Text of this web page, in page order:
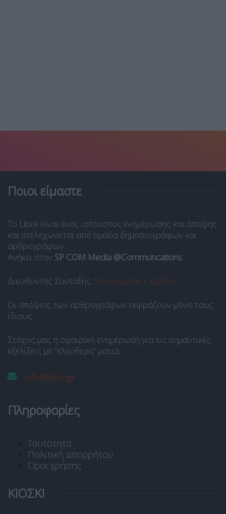
Ποιοι είμαστε
Το Libre είναι ένας ιστότοπος ενημέρωσης και άποψης
και στελεχώνεται από ομάδα δημοσιογράφων και
αρθρογράφων.
Ανήκει στην SP COM Media @Communcations.
Διευθυντής Σύνταξης: Παναγιώτης Ι. Δρίβας.
Οι απόψεις των αρθρογράφων εκφράζουν μόνο τους
ίδιους.
Στόχος μας η σφαιρική ενημέρωση για τις σημαντικές
εξελίξεις με “ελεύθερη” ματιά.
info@libre.gr
Πληροφορίες
Ταυτότητα
Πολιτική απορρήτου
Όροι χρήσης
ΚΙΟΣΚΙ